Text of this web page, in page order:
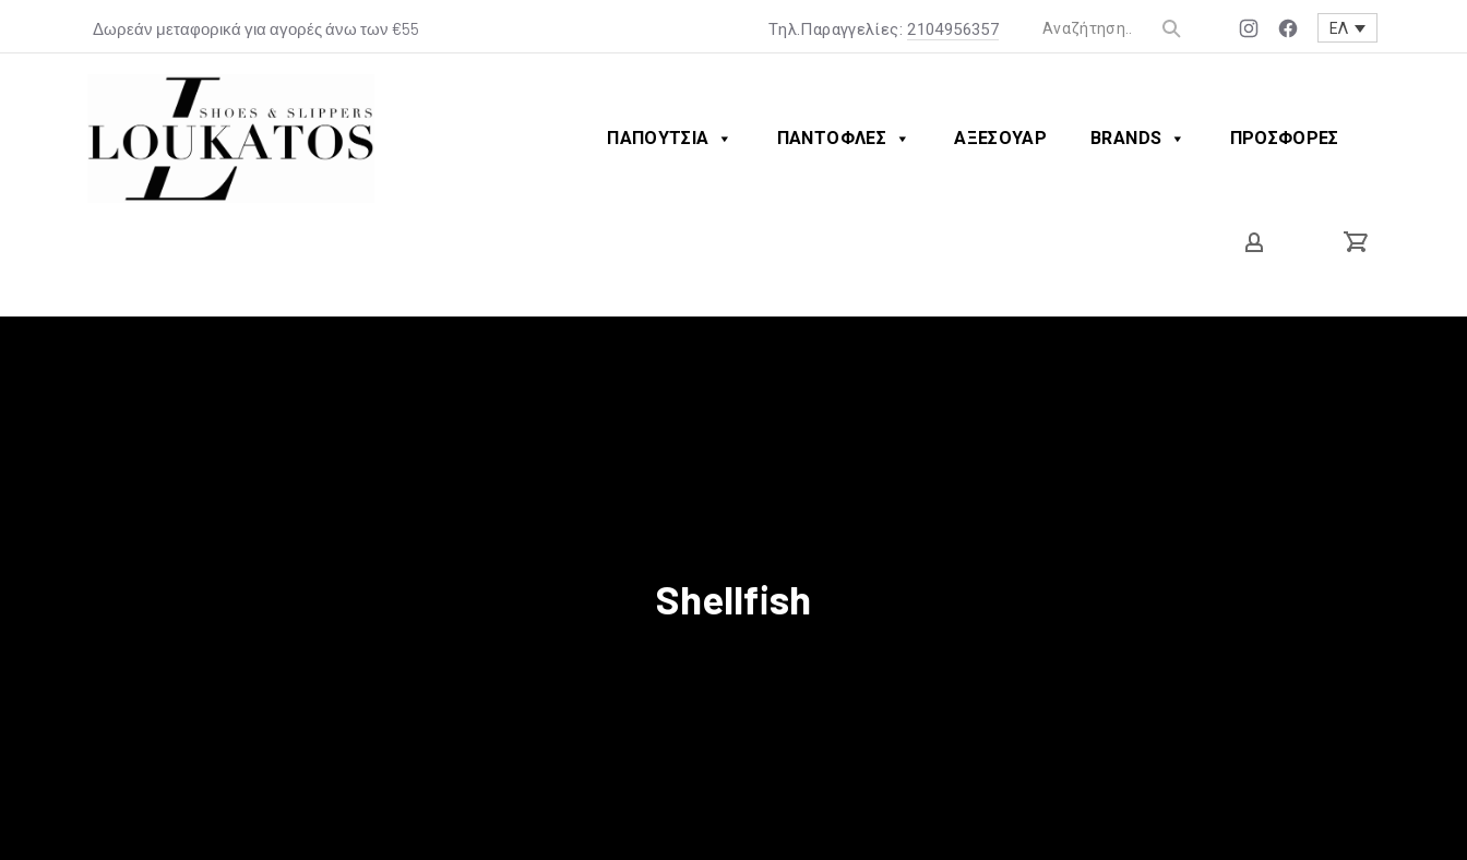
Δωρεάν μεταφορικά για αγορές άνω των €55 Tηλ.Παραγγελίες:2104956357
Νέο
Νέο
ΕΛ
loukatos-
shoes.gr
ΠΑΠΟΥΤΣΙΑ ΠΑΝΤΟΦΛΕΣ ΑΞΕΣΟΥΑΡ BRANDS ΠΡΟΣΦΟΡΕΣ
Shellfish